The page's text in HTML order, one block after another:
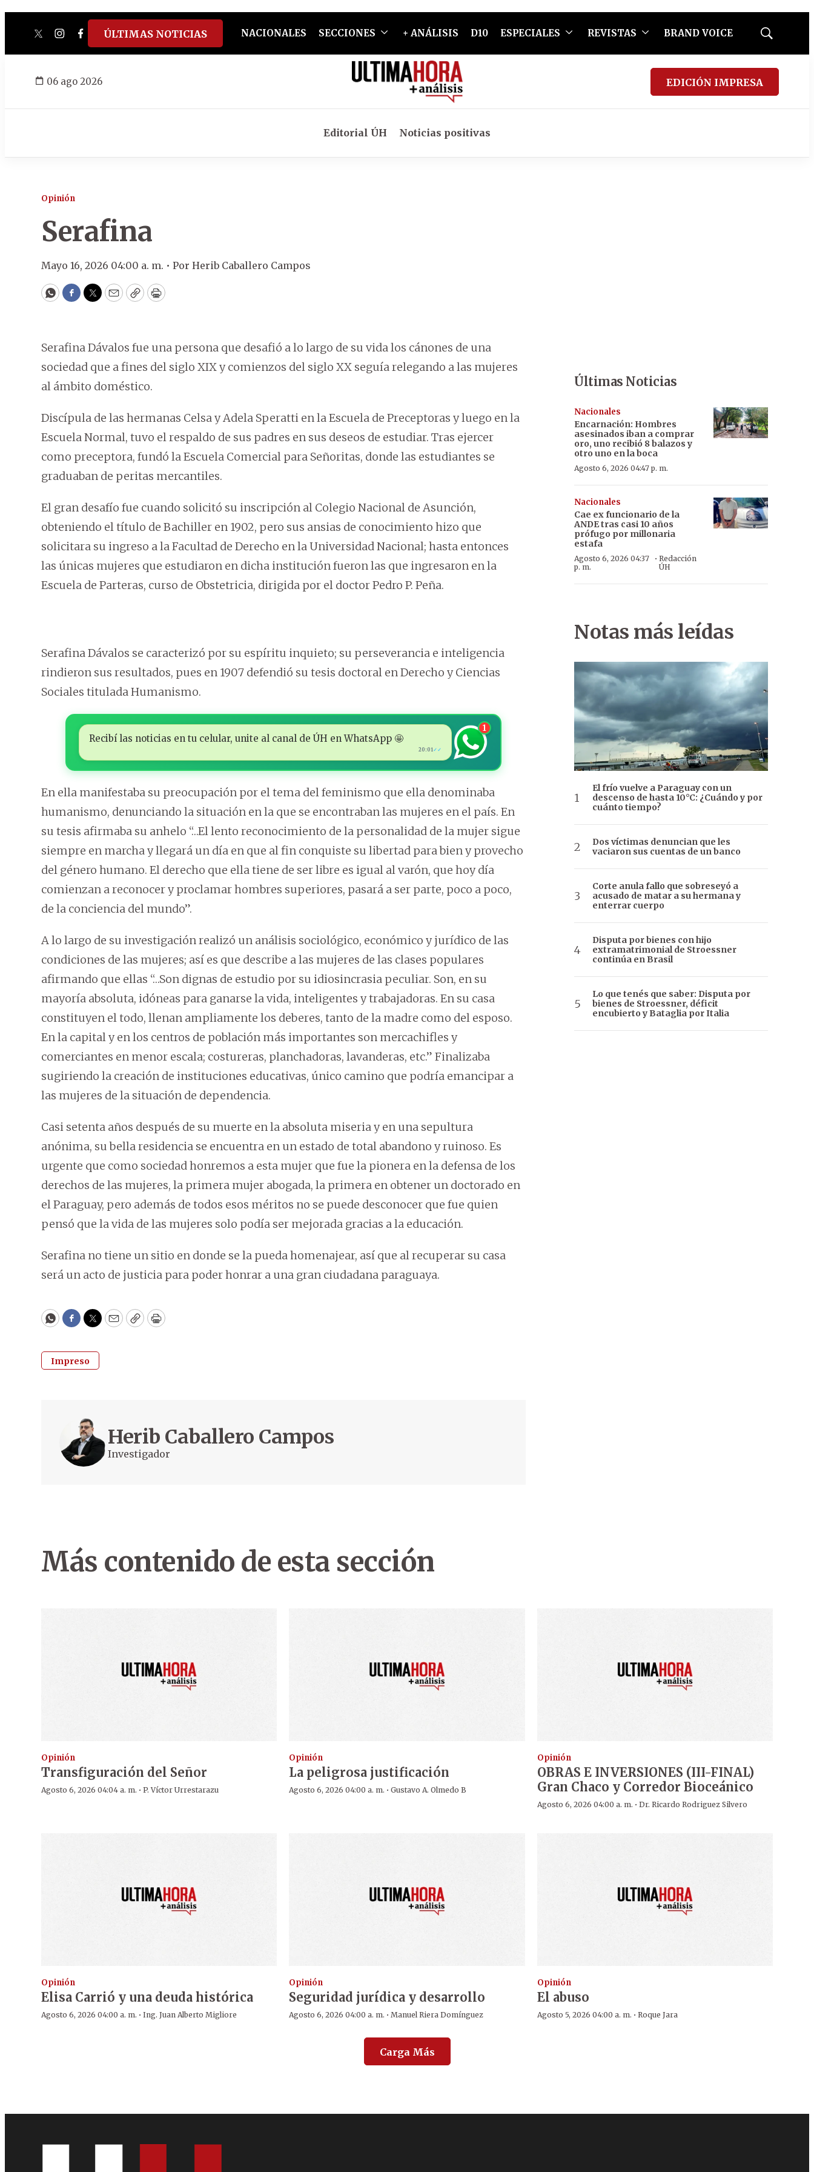
twitterinstagram
facebook
tiktokyoutube
spotify
ÚLTIMAS NOTICIAS NACIONALES SECCIONES + ANÁLISIS D10 ESPECIALES REVISTAS BRAND VOICE
Mostrar
06 ago 2026 EDICIÓN IMPRESA
Editorial ÚH Noticias positivas
Opinión
Serafina
Mayo 16, 2026 04:00 a. m. • Por Herib Caballero Campos
WhatsApp
Facebook
Twitter
EmailCopyPrint
Serafina Dávalos fue una persona que desafió a lo largo de su vida los cánones de una
sociedad que a fines del siglo XIX y comienzos del siglo XX seguía relegando a las mujeres
al ámbito doméstico.
Discípula de las hermanas Celsa y Adela Speratti en la Escuela de Preceptoras y luego en la
Escuela Normal, tuvo el respaldo de sus padres en sus deseos de estudiar. Tras ejercer
como preceptora, fundó la Escuela Comercial para Señoritas, donde las estudiantes se
graduaban de peritas mercantiles.
El gran desafío fue cuando solicitó su inscripción al Colegio Nacional de Asunción,
obteniendo el título de Bachiller en 1902, pero sus ansias de conocimiento hizo que
solicitara su ingreso a la Facultad de Derecho en la Universidad Nacional; hasta entonces
las únicas mujeres que estudiaron en dicha institución fueron las que ingresaron en la
Escuela de Parteras, curso de Obstetricia, dirigida por el doctor Pedro P. Peña.
Serafina Dávalos se caracterizó por su espíritu inquieto; su perseverancia e inteligencia
rindieron sus resultados, pues en 1907 defendió su tesis doctoral en Derecho y Ciencias
Sociales titulada Humanismo.
Recibí las noticias en tu celular, unite al canal de ÚH en WhatsApp 🤩
20:01✓✓
1
En ella manifestaba su preocupación por el tema del feminismo que ella denominaba
humanismo, denunciando la situación en la que se encontraban las mujeres en el país. En
su tesis afirmaba su anhelo “…El lento reconocimiento de la personalidad de la mujer sigue
siempre en marcha y llegará un día en que al fin conquiste su libertad para bien y provecho
del género humano. El derecho que ella tiene de ser libre es igual al varón, que hoy día
comienzan a reconocer y proclamar hombres superiores, pasará a ser parte, poco a poco,
de la conciencia del mundo”.
A lo largo de su investigación realizó un análisis sociológico, económico y jurídico de las
condiciones de las mujeres; así es que describe a las mujeres de las clases populares
afirmando que ellas “…Son dignas de estudio por su idiosincrasia peculiar. Son, en su
mayoría absoluta, idóneas para ganarse la vida, inteligentes y trabajadoras. En su casa
constituyen el todo, llenan ampliamente los deberes, tanto de la madre como del esposo.
En la capital y en los centros de población más importantes son mercachifles y
comerciantes en menor escala; costureras, planchadoras, lavanderas, etc.” Finalizaba
sugiriendo la creación de instituciones educativas, único camino que podría emancipar a
las mujeres de la situación de dependencia.
Casi setenta años después de su muerte en la absoluta miseria y en una sepultura
anónima, su bella residencia se encuentra en un estado de total abandono y ruinoso. Es
urgente que como sociedad honremos a esta mujer que fue la pionera en la defensa de los
derechos de las mujeres, la primera mujer abogada, la primera en obtener un doctorado en
el Paraguay, pero además de todos esos méritos no se puede desconocer que fue quien
pensó que la vida de las mujeres solo podía ser mejorada gracias a la educación.
Serafina no tiene un sitio en donde se la pueda homenajear, así que al recuperar su casa
será un acto de justicia para poder honrar a una gran ciudadana paraguaya.
WhatsApp
Facebook
Twitter
EmailCopyPrint
Impreso
Herib Caballero Campos
Investigador
Últimas Noticias
Nacionales
Encarnación: Hombres
asesinados iban a comprar
oro, uno recibió 8 balazos y
otro uno en la boca
Agosto 6, 2026 04:47 p. m.
Nacionales
Cae ex funcionario de la
ANDE tras casi 10 años
prófugo por millonaria
estafa
Agosto 6, 2026 04:37
p. m.
· Redacción
ÚH
Notas más leídas
El frío vuelve a Paraguay con un
descenso de hasta 10°C: ¿Cuándo y por
cuánto tiempo?
Dos víctimas denuncian que les
vaciaron sus cuentas de un banco
Corte anula fallo que sobreseyó a
acusado de matar a su hermana y
enterrar cuerpo
Disputa por bienes con hijo
extramatrimonial de Stroessner
continúa en Brasil
Lo que tenés que saber: Disputa por
bienes de Stroessner, déficit
encubierto y Bataglia por Italia
Más contenido de esta sección
Opinión
Transfiguración del Señor
Agosto 6, 2026 04:04 a. m. · P. Víctor Urrestarazu
Opinión
La peligrosa justificación
Agosto 6, 2026 04:00 a. m. ·Gustavo A. Olmedo B
Opinión
OBRAS E INVERSIONES (III-FINAL)
Gran Chaco y Corredor Bioceánico
Agosto 6, 2026 04:00 a. m. · Dr. Ricardo Rodriguez Silvero
Opinión
Elisa Carrió y una deuda histórica
Agosto 6, 2026 04:00 a. m. · Ing. Juan Alberto Migliore
Opinión
Seguridad jurídica y desarrollo
Agosto 6, 2026 04:00 a. m. ·Manuel Riera Domínguez
Opinión
El abuso
Agosto 5, 2026 04:00 a. m. · Roque Jara
Carga Más